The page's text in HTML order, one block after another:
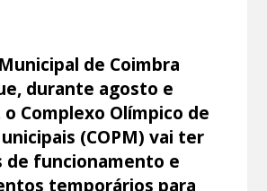
de Coimbra
durante agosto e
Complexo Olímpico de
(COPM) vai ter
de funcionamento e
temporários para